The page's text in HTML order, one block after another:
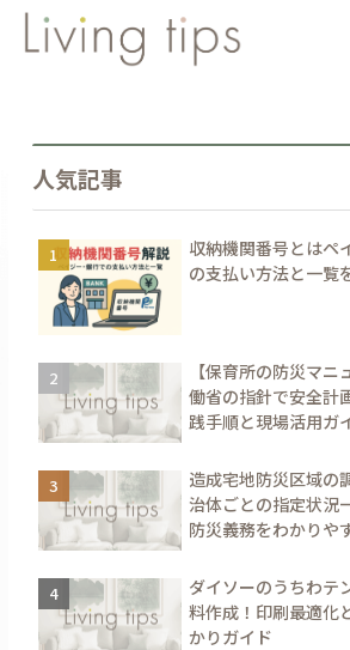
人気記事
収納機関番号とはペ
の支払い方法と一覧
【保育所の防災マニ
働省の指針で安全計
践手順と現場活用ガ
造成宅地防災区域の
治体ごとの指定状況
防災義務をわかりや
ダイソーのうちわテ
料作成！印刷最適化
かりガイド